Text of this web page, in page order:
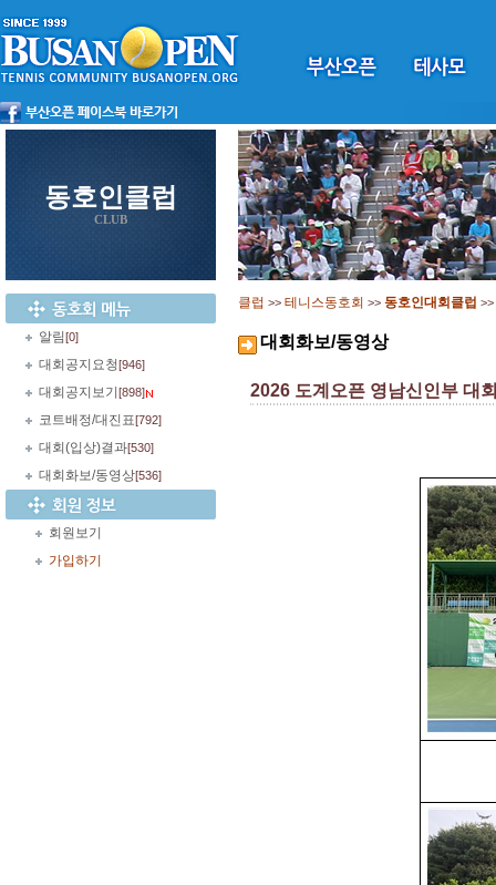
동호인클럽
CLUB
알림[0]
대회공지요청[946]
대회공지보기 [898]
코트배정/대진표[792]
대회(입상)결과[530]
대회화보/동영상[536]
회원보기
가입하기
클럽 >> 테니스동호회 >> 동호인대회클럽 >>
대회화보/동영상
2026 도계오픈 영남신인부 대